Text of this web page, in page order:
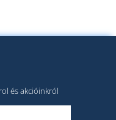
és akcióinkról